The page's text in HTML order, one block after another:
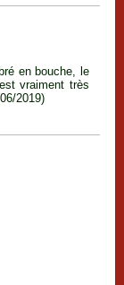
en bouche, le
vraiment très
2019)